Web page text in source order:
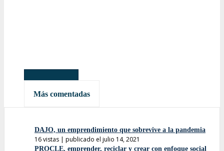
Más leídas
Más comentadas
DAJO, un emprendimiento que sobrevive a la pandemia
16 vistas | publicado el julio 14, 2021
PROCLE, emprender, reciclar y crear con enfoque social